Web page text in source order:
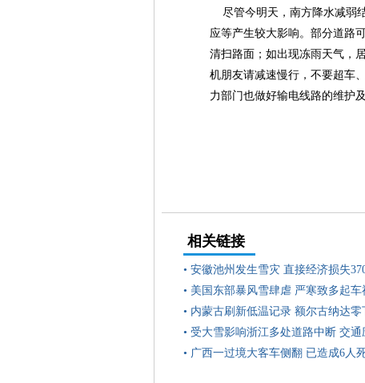
尽管今明天，南方降水减弱
应等产生较大影响。部分道路
清扫路面；如出现冻雨天气，
机朋友请减速慢行，不要超车
力部门也做好输电线路的维护
相关链接
• 安徽池州发生雪灾 直接经济损失
• 美国东部暴风雪肆虐 严寒致多起车
• 内蒙古刷新低温记录 额尔古纳达
• 受大雪影响浙江多处道路中断 交
• 广西一过境大客车侧翻 已造成6人